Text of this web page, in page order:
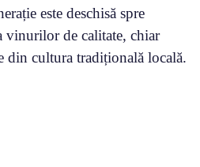
este deschisă spre
vinurilor de calitate, chiar
din cultura tradițională locală.